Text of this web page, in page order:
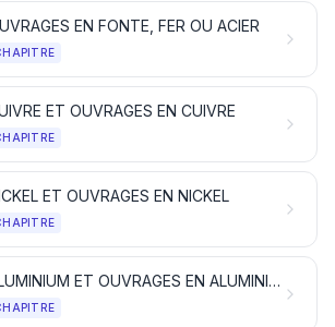
EN FONTE, FER OU ACIER
ET OUVRAGES EN CUIVRE
ET OUVRAGES EN NICKEL
ALUMINIUM ET OUVRAGES EN ALUMINIUM